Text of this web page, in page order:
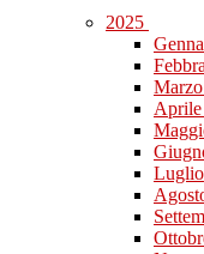
2025
Marzo
Aprile
Luglio